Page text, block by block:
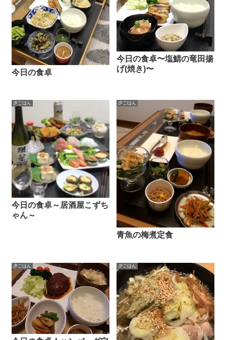
今日の食卓
今日の食卓〜塩鯖の竜田揚
げ(焼き)〜
夕ごはん
今日の食卓～居酒屋こずち
ゃん～
夕ごはん
青魚の梅煮定食
夕ごはん 夕ごはん